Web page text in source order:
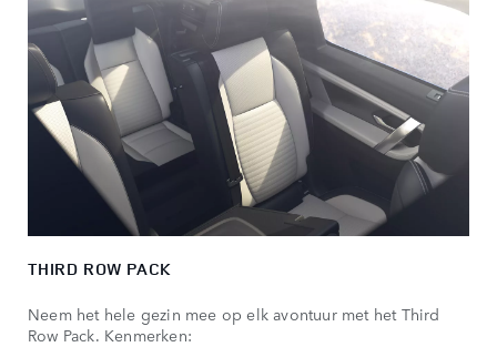
THIRD ROW PACK
Neem het hele gezin mee op elk avontuur met het Third
Row Pack. Kenmerken: